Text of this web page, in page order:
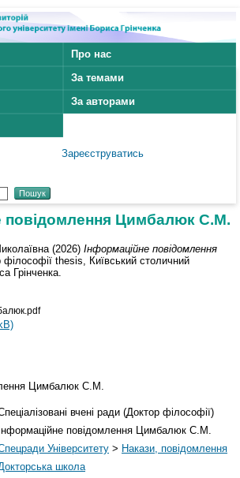
Про нас
За темами
За авторами
Зареєструватись
повідомлення Цимбалюк С.М.
(2026) Інформаційне повідомлення
філософії thesis, Київський столичний
Грінченка.
Цимбалюк С.М.
вчені ради (Доктор філософії)
Інформаційне повідомлення Цимбалюк С.М.
Університету > Накази, повідомлення
школа